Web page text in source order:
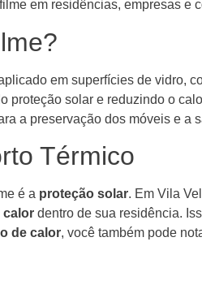
em residências, empresas e
em superfícies de vidro,
proteção solar e reduzindo o
a preservação dos móveis e a
Térmico
é a proteção solar. Em Vila
calor dentro de sua residência.
de calor, você também pode